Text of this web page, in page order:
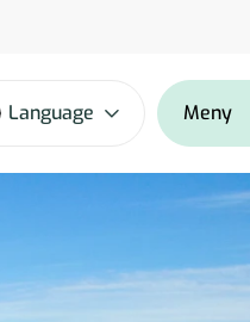
Language Meny